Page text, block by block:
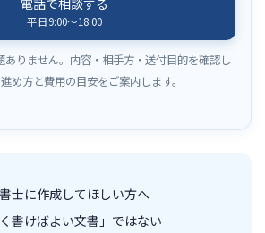
電話で相談する
平日9:00〜18:00
りません。内容・相手方・送付目的を確認し
め方と費用の目安をご案内します。
士に作成してほしい方へ
書けばよい文書」ではない